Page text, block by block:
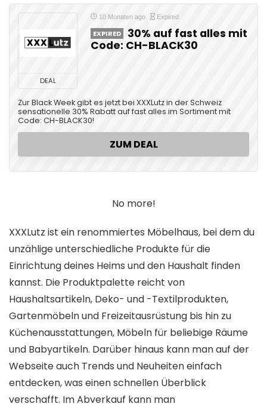
DEAL
10 Monaten ago Expired
EXPIRED
30% auf fast alles mit
Code: CH-BLACK30
Zur Black Week gibt es jetzt bei XXXLutz in der Schweiz
sensationelle 30% Rabatt auf fast alles im Sortiment mit
Code: CH-BLACK30!
ZUM DEAL
No more!
XXXLutz ist ein renommiertes Möbelhaus, bei dem du
unzählige unterschiedliche Produkte für die
Einrichtung deines Heims und den Haushalt finden
kannst. Die Produktpalette reicht von
Haushaltsartikeln, Deko- und -Textilprodukten,
Gartenmöbeln und Freizeitausrüstung bis hin zu
Küchenausstattungen, Möbeln für beliebige Räume
und Babyartikeln. Darüber hinaus kann man auf der
Webseite auch Trends und Neuheiten einfach
entdecken, was einen schnellen Überblick
verschafft. Im Abverkauf kann man